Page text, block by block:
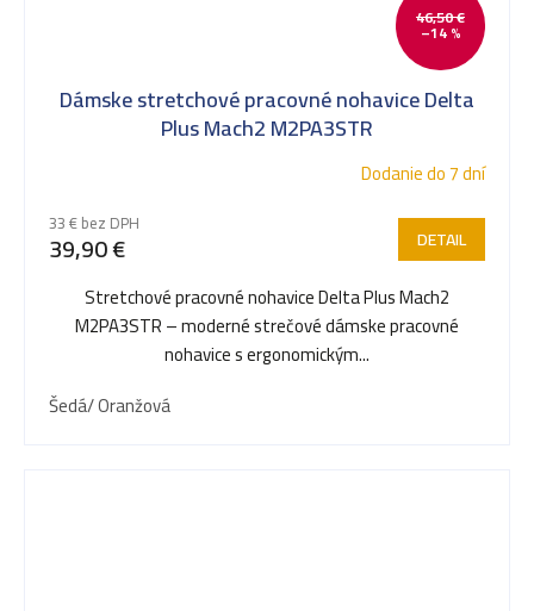
46,50 €
–14 %
Dámske stretchové pracovné nohavice Delta
Plus Mach2 M2PA3STR
Dodanie do 7 dní
33 € bez DPH
39,90 € DETAIL
Stretchové pracovné nohavice Delta Plus Mach2
M2PA3STR – moderné strečové dámske pracovné
nohavice s ergonomickým...
Šedá/ Oranžová